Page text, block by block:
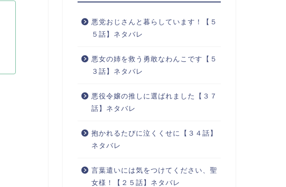
悪党おじさんと暮らしています！【５
５話】ネタバレ
悪女の姉を救う勇敢なわんこです【５
３話】ネタバレ
悪役令嬢の推しに選ばれました【３７
話】ネタバレ
抱かれるたびに泣くくせに【３４話】
ネタバレ
言葉遣いには気をつけてください、聖
女様！【２５話】ネタバレ